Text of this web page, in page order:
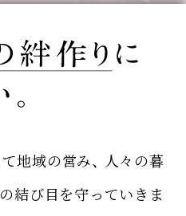
地域の営み、 人々の暮
結び目を守っていきま